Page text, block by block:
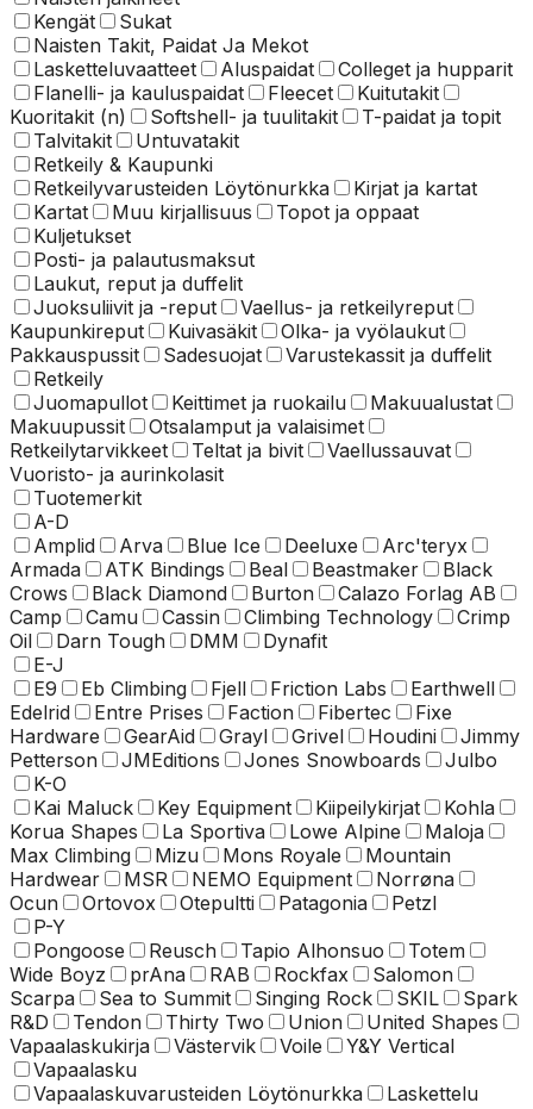
Kengät
Sukat
Naisten Takit, Paidat Ja Mekot
Lasketteluvaatteet
Aluspaidat
Colleget ja hupparit
Flanelli- ja kauluspaidat
Fleecet
Kuitutakit
Kuoritakit (n)
Softshell- ja tuulitakit
T-paidat ja topit
Talvitakit
Untuvatakit
Retkeily & Kaupunki
Retkeilyvarusteiden Löytönurkka
Kirjat ja kartat
Kartat
Muu kirjallisuus
Topot ja oppaat
Kuljetukset
Posti- ja palautusmaksut
Laukut, reput ja duffelit
Juoksuliivit ja -reput
Vaellus- ja retkeilyreput
Kaupunkireput
Kuivasäkit
Olka- ja vyölaukut
Pakkauspussit
Sadesuojat
Varustekassit ja duffelit
Retkeily
Juomapullot
Keittimet ja ruokailu
Makuualustat
Makuupussit
Otsalamput ja valaisimet
Retkeilytarvikkeet
Teltat ja bivit
Vaellussauvat
Vuoristo- ja aurinkolasit
Tuotemerkit
A-D
Amplid
Arva Blue Ice Deeluxe
Arc'teryx
Armada
ATK Bindings Beal Beastmaker
Black
Crows
Black Diamond Burton
Calazo Forlag AB
Camp
Camu Cassin Climbing Technology
Crimp
Oil
Darn Tough DMM
Dynafit
E-J
E9
Eb Climbing Fjell Friction Labs
Earthwell
Edelrid
Entre Prises Faction Fibertec
Fixe
Hardware
GearAid Grayl Grivel Houdini
Jimmy
Petterson
JMEditions Jones Snowboards
Julbo
K-O
Kai Maluck
Key Equipment Kiipeilykirjat
Kohla
Korua Shapes
La Sportiva Lowe Alpine
Maloja
Max Climbing
Mizu Mons Royale
Mountain
Hardwear
MSR NEMO Equipment
Norrøna
Ocun
Ortovox Otepultti Patagonia
Petzl
P-Y
Pongoose
Reusch Tapio Alhonsuo
Totem
Wide Boyz
prAna RAB Rockfax
Salomon
Scarpa
Sea to Summit Singing Rock SKIL
Spark
R&D
Tendon Thirty Two Union
United Shapes
Vapaalaskukirja
Västervik Voile
Y&Y Vertical
Vapaalasku
Vapaalaskuvarusteiden Löytönurkka
Laskettelu